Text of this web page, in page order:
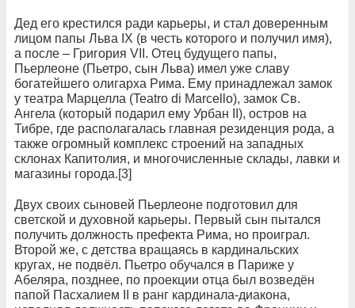
Дед его крестился ради карьеры, и стал доверенным
лицом папы Льва IX (в честь которого и получил имя),
а после – Григория VII. Отец будущего папы,
Пьерлеоне (Пьетро, сын Льва) имел уже славу
богатейшего олигарха Рима. Ему принадлежал замок
у театра Марцелла (Teatro di Marcello), замок Св.
Ангела (который подарил ему Урбан II), остров на
Тибре, где располагалась главная резиденция рода, а
также огромный комплекс строений на западных
склонах Капитолия, и многочисленные склады, лавки и
магазины города.[3]
Двух своих сыновей Пьерлеоне подготовил для
светской и духовной карьеры. Первый сын пытался
получить должность префекта Рима, но проиграл.
Второй же, с детства вращаясь в кардинальских
кругах, не подвёл. Пьетро обучался в Париже у
Абеляра, позднее, по проекции отца был возведён
папой Пасхалием II в ранг кардинала-диакона,